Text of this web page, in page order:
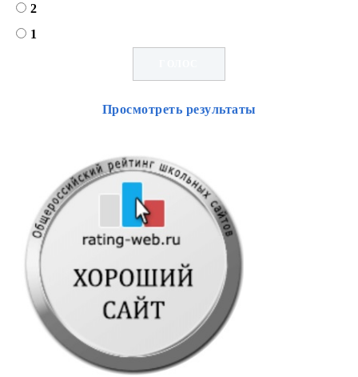
2
1
Просмотреть результаты